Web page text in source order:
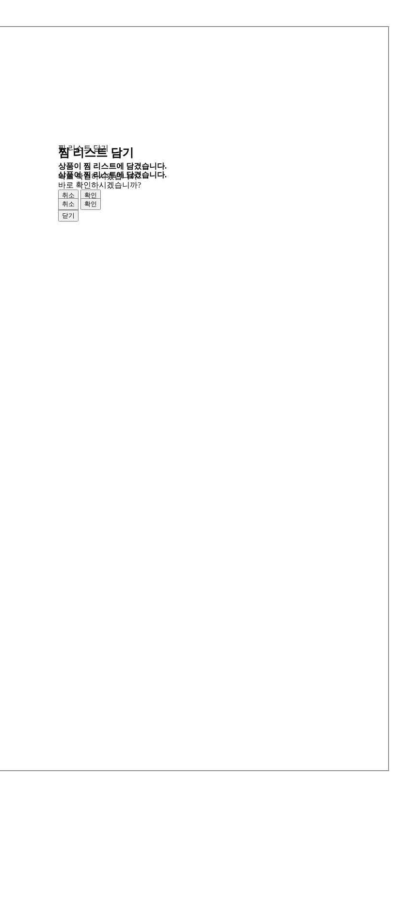
찜 리스트 담기
상품이 찜 리스트에 담겼습니다.
바로 확인하시겠습니까?
취소
확인
닫기
찜 리스트 담기
상품이 찜 리스트에 담겼습니다.
바로 확인하시겠습니까?
취소
확인
닫기